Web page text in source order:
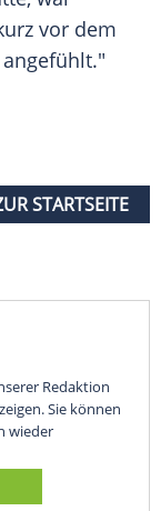
vor dem
STARTSEITE
Redaktion
Sie können
wieder